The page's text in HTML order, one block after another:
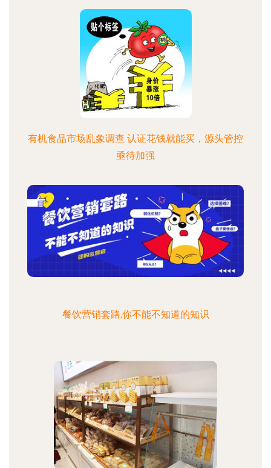
有机食品市场乱象调查 认证花钱就能买，源头管控
亟待加强
餐饮营销套路,你不能不知道的知识